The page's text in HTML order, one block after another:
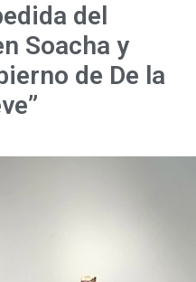
del
Soacha y
de De la